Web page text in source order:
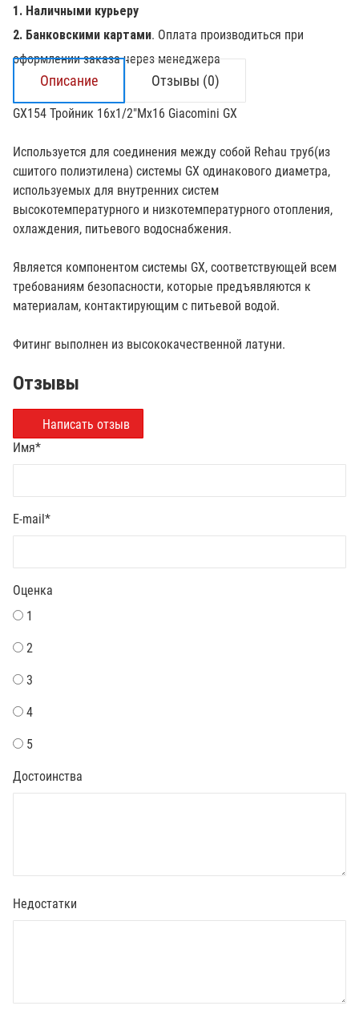
1. Наличными курьеру
2. Банковскими картами. Оплата производиться при
оформлении заказа через менеджера
Описание Отзывы (0)
GX154 Тройник 16х1/2"Мх16 Giacomini GX
Используется для соединения между собой Rehau труб(из
сшитого полиэтилена) системы GX одинакового диаметра,
используемых для внутренних систем
высокотемпературного и низкотемпературного отопления,
охлаждения, питьевого водоснабжения.
Является компонентом системы GX, соответствующей всем
требованиям безопасности, которые предъявляются к
материалам, контактирующим с питьевой водой.
Фитинг выполнен из высококачественной латуни.
Отзывы
Написать отзыв
Имя*
E-mail*
Оценка
1
2
3
4
5
Достоинства
Недостатки